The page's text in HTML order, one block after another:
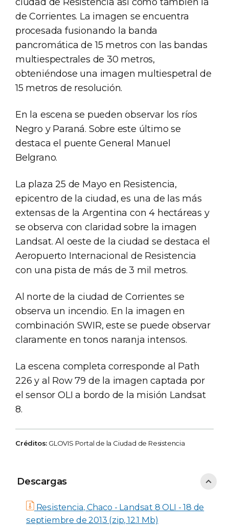
de Corrientes. La imagen se encuentra
procesada fusionando la banda
pancromática de 15 metros con las bandas
multiespectrales de 30 metros,
obteniéndose una imagen multiespetral de
15 metros de resolución.
En la escena se pueden observar los ríos
Negro y Paraná. Sobre este último se
destaca el puente General Manuel
Belgrano.
La plaza 25 de Mayo en Resistencia,
epicentro de la ciudad, es una de las más
extensas de la Argentina con 4 hectáreas y
se observa con claridad sobre la imagen
Landsat. Al oeste de la ciudad se destaca el
Aeropuerto Internacional de Resistencia
con una pista de más de 3 mil metros.
Al norte de la ciudad de Corrientes se
observa un incendio. En la imagen en
combinación SWIR, este se puede observar
claramente en tonos naranja intensos.
La escena completa corresponde al Path
226 y al Row 79 de la imagen captada por
el sensor OLI a bordo de la misión Landsat
8.
Créditos: GLOVIS Portal de la Ciudad de Resistencia
Descargas
Descargas
Resistencia, Chaco - Landsat 8 OLI - 18 de
septiembre de 2013 (zip, 12.1 Mb)